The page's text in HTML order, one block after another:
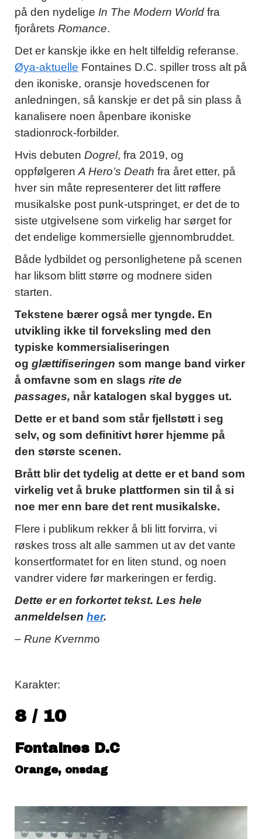
på den nydelige In The Modern World fra
fjorårets Romance.
Det er kanskje ikke en helt tilfeldig referanse.
Øya-aktuelle Fontaines D.C. spiller tross alt på
den ikoniske, oransje hovedscenen for
anledningen, så kanskje er det på sin plass å
kanalisere noen åpenbare ikoniske
stadionrock-forbilder.
Hvis debuten Dogrel, fra 2019, og
oppfølgeren A Hero’s Death fra året etter, på
hver sin måte representerer det litt røffere
musikalske post punk-utspringet, er det de to
siste utgivelsene som virkelig har sørget for
det endelige kommersielle gjennombruddet.
Både lydbildet og personlighetene på scenen
har liksom blitt større og modnere siden
starten.
Tekstene bærer også mer tyngde. En
utvikling ikke til forveksling med den
typiske kommersialiseringen
og glættifiseringen som mange band virker
å omfavne som en slags rite de
passages, når katalogen skal bygges ut.
Dette er et band som står fjellstøtt i seg
selv, og som definitivt hører hjemme på
den største scenen.
Brått blir det tydelig at dette er et band som
virkelig vet å bruke plattformen sin til å si
noe mer enn bare det rent musikalske.
Flere i publikum rekker å bli litt forvirra, vi
røskes tross alt alle sammen ut av det vante
konsertformatet for en liten stund, og noen
vandrer videre før markeringen er ferdig.
Dette er en forkortet tekst. Les hele
anmeldelsen her.
– Rune Kvernmo
Karakter:
8 / 10
Fontaines D.C
Orange, onsdag